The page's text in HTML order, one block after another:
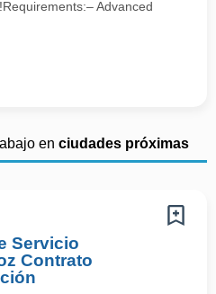
Advanced
en ciudades próximas
Servicio
Contrato